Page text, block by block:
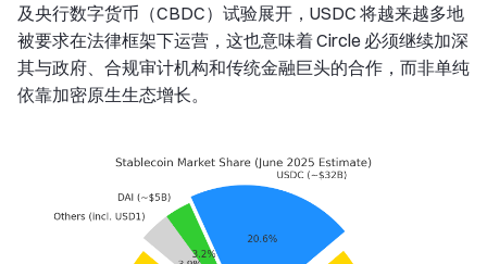
及央行数字货币（CBDC）试验展开，USDC 将越来越多地
被要求在法律框架下运营，这也意味着 Circle 必须继续加深
其与政府、合规审计机构和传统金融巨头的合作，而非单纯
依靠加密原生生态增长。